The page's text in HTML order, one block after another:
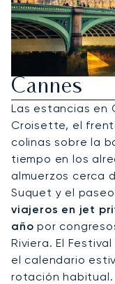
Alquile
Cannes
Las estancias en
Croisette, el
colinas sobre la
tiempo en los
almuerzos cerca
Suquet y el
viajeros en jet
año por
Riviera. El
el calendario
rotación habitual.